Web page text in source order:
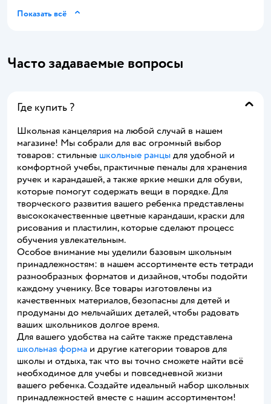
Показать всё
Часто задаваемые вопросы
Где купить ?
Школьная канцелярия на любой случай в нашем
магазине! Мы собрали для вас огромный выбор
товаров: стильные школьные ранцы для удобной и
комфортной учебы, практичные пеналы для хранения
ручек и карандашей, а также яркие мешки для обуви,
которые помогут содержать вещи в порядке. Для
творческого развития вашего ребенка представлены
высококачественные цветные карандаши, краски для
рисования и пластилин, которые сделают процесс
обучения увлекательным.
Особое внимание мы уделили базовым школьным
принадлежностям: в нашем ассортименте есть тетради
разнообразных форматов и дизайнов, чтобы подойти
каждому ученику. Все товары изготовлены из
качественных материалов, безопасны для детей и
продуманы до мельчайших деталей, чтобы радовать
ваших школьников долгое время.
Для вашего удобства на сайте также представлена
школьная форма и другие категории товаров для
школы и отдыха, так что вы точно сможете найти всё
необходимое для учебы и повседневной жизни
вашего ребенка. Создайте идеальный набор школьных
принадлежностей вместе с нашим ассортиментом!